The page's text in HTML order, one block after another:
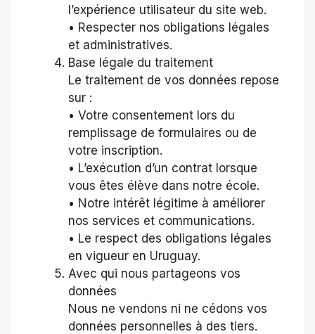
l’expérience utilisateur du site web.
• Respecter nos obligations légales
et administratives.
Base légale du traitement
Le traitement de vos données repose
sur :
• Votre consentement lors du
remplissage de formulaires ou de
votre inscription.
• L’exécution d’un contrat lorsque
vous êtes élève dans notre école.
• Notre intérêt légitime à améliorer
nos services et communications.
• Le respect des obligations légales
en vigueur en Uruguay.
Avec qui nous partageons vos
données
Nous ne vendons ni ne cédons vos
données personnelles à des tiers.